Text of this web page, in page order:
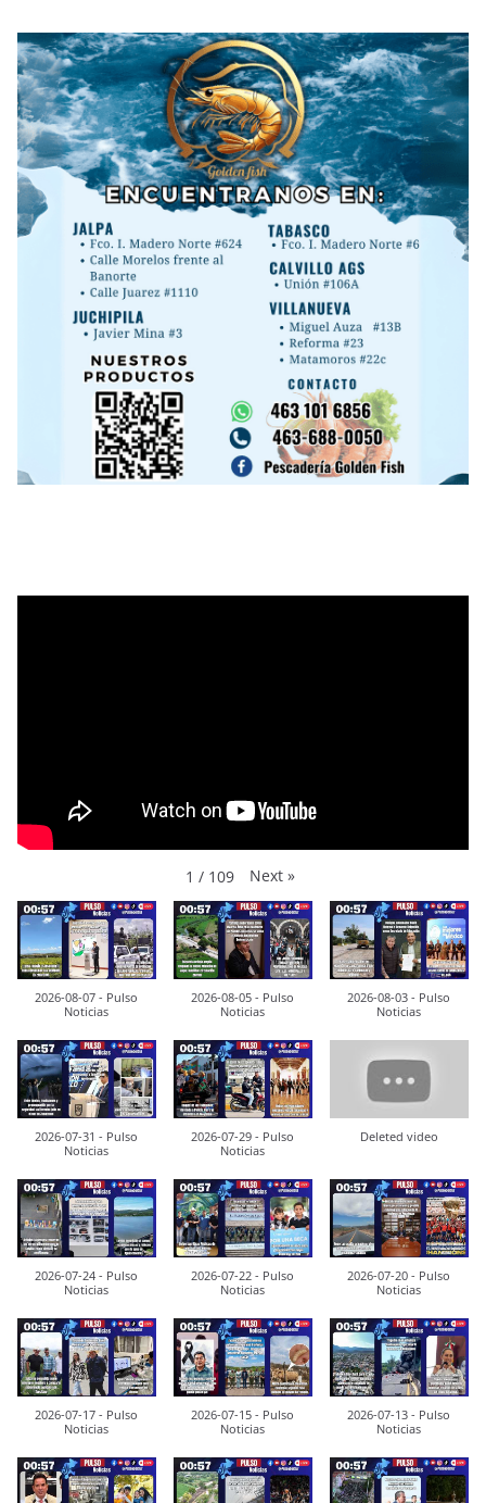
1 / 109 Next »
2026-08-07 - Pulso
Noticias
2026-08-05 - Pulso
Noticias
2026-08-03 - Pulso
Noticias
2026-07-31 - Pulso
Noticias
2026-07-29 - Pulso
Noticias
Deleted video
2026-07-24 - Pulso
Noticias
2026-07-22 - Pulso
Noticias
2026-07-20 - Pulso
Noticias
2026-07-17 - Pulso
Noticias
2026-07-15 - Pulso
Noticias
2026-07-13 - Pulso
Noticias